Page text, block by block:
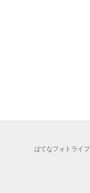
はてなフォトライフ